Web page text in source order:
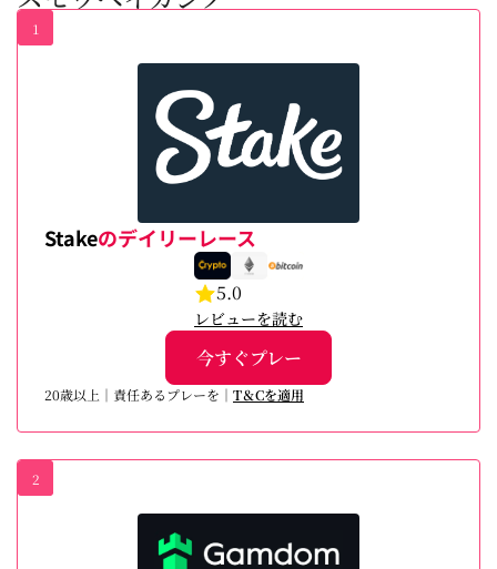
1
Stakeのデイリーレース
5.0
レビューを読む
今すぐプレー
20歳以上｜責任あるプレーを｜ T＆Cを適用
2